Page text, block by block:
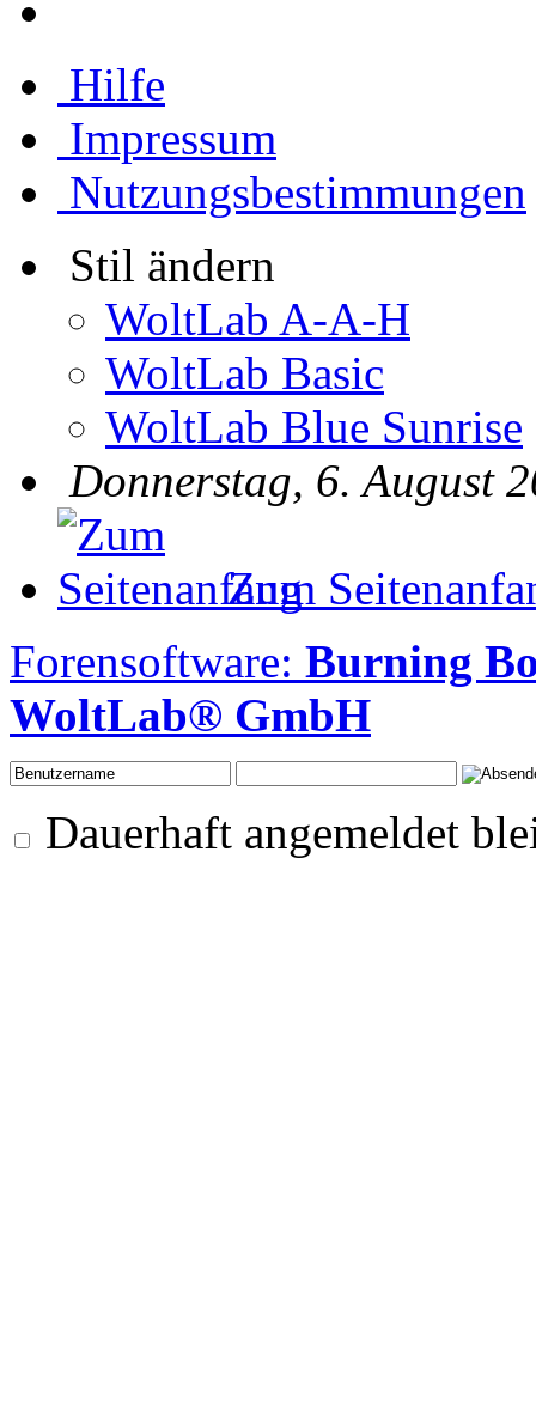
Hilfe
Impressum
Nutzungsbestimmungen
Stil ändern
WoltLab A-A-H
WoltLab Basic
WoltLab Blue Sunrise
Donnerstag, 6. August
Zum
Forensoftware: Burning
WoltLab® GmbH
Dauerhaft angemeldet